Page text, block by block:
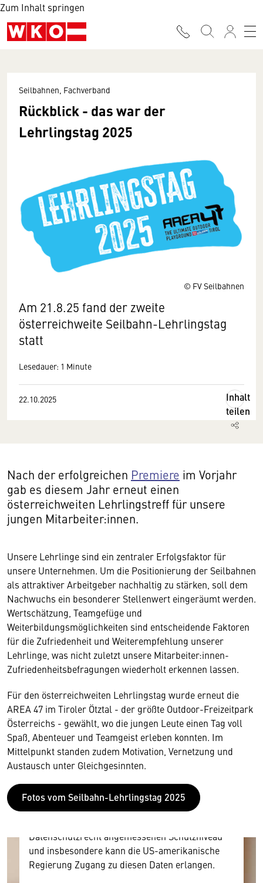
Zum Inhalt springen
© FV Seilbahnen
Seilbahnen, Fachverband
Rückblick - das war der
Lehrlingstag 2025
Am 21.8.25 fand der zweite
österreichweite Seilbahn-Lehrlingstag
statt
Lesedauer: 1 Minute
22.10.2025
Inhalt
teilen
Nach der erfolgreichen Premiere im Vorjahr
gab es diesem Jahr erneut einen
österreichweiten Lehrlingstreff für unsere
jungen Mitarbeiter:innen.
Unsere Lehrlinge sind ein zentraler Erfolgsfaktor für
unsere Unternehmen. Um die Positionierung der Seilbahnen
als attraktiver Arbeitgeber nachhaltig zu stärken, soll dem
Nachwuchs ein besonderer Stellenwert eingeräumt werden.
Wertschätzung, Teamgefüge und
Weiterbildungsmöglichkeiten sind entscheidende Faktoren
für die Zufriedenheit und Weiterempfehlung unserer
Lehrlinge, was nicht zuletzt unsere Mitarbeiter:innen-
Zufriedenheitsbefragungen wiederholt erkennen lassen.
Für den österreichweiten Lehrlingstag wurde erneut die
AREA 47 im Tiroler Ötztal - der größte Outdoor-Freizeitpark
Österreichs - gewählt, wo die jungen Leute einen Tag voll
Spaß, Abenteuer und Teamgeist erleben konnten. Im
Mittelpunkt standen zudem Motivation, Vernetzung und
Austausch unter Gleichgesinnten.
Fotos vom Seilbahn-Lehrlingstag 2025
Wir benötigen Ihre Zustimmung
Hier würden wir Ihnen gerne einen externen
Inhalt anzeigen. Dafür benötigen wir allerdings
Ihre Zustimmung, da Ihr Browser
und Nutzerverhalten mitunter mit US-
amerikanischen Anbietern austauscht.
Datenschutzrecht angemessenen Schutzniveau
und insbesondere kann die US-amerikanische
Regierung Zugang zu diesen Daten erlangen.